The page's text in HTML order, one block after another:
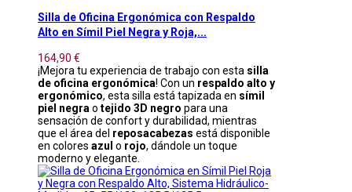
Silla de Oficina Ergonómica con Respaldo
Alto en Símil Piel Negra y Roja,...
164,90 €
¡Mejora tu experiencia de trabajo con esta silla
de oficina ergonómica! Con un respaldo alto y
ergonómico, esta silla está tapizada en símil
piel negra o tejido 3D negro para una
sensación de confort y durabilidad, mientras
que el área del reposacabezas está disponible
en colores azul o rojo, dándole un toque
moderno y elegante.